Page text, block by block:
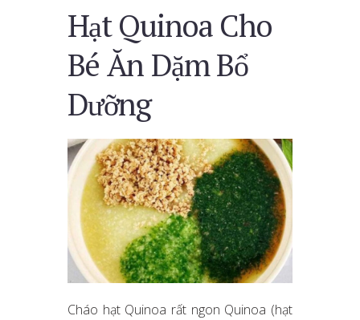
Hạt Quinoa Cho
Bé Ăn Dặm Bổ
Dưỡng
Cháo hạt Quinoa rất ngon Quinoa (hạt